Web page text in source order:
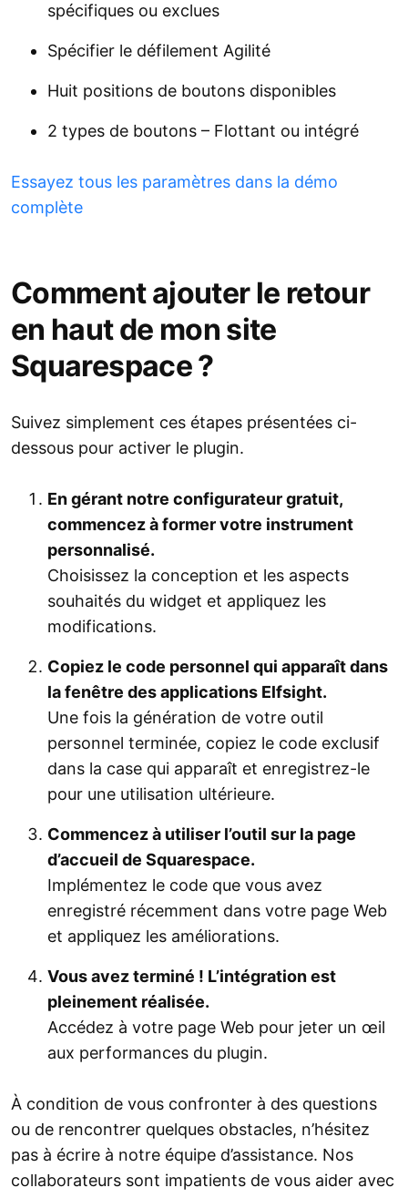
spécifiques ou exclues
Spécifier le défilement Agilité
Huit positions de boutons disponibles
2 types de boutons – Flottant ou intégré
Essayez tous les paramètres dans la démo
complète
Comment ajouter le retour
en haut de mon site
Squarespace ?
Suivez simplement ces étapes présentées ci-
dessous pour activer le plugin.
En gérant notre configurateur gratuit,
commencez à former votre instrument
personnalisé.
Choisissez la conception et les aspects
souhaités du widget et appliquez les
modifications.
Copiez le code personnel qui apparaît dans
la fenêtre des applications Elfsight.
Une fois la génération de votre outil
personnel terminée, copiez le code exclusif
dans la case qui apparaît et enregistrez-le
pour une utilisation ultérieure.
Commencez à utiliser l’outil sur la page
d’accueil de Squarespace.
Implémentez le code que vous avez
enregistré récemment dans votre page Web
et appliquez les améliorations.
Vous avez terminé ! L’intégration est
pleinement réalisée.
Accédez à votre page Web pour jeter un œil
aux performances du plugin.
À condition de vous confronter à des questions
ou de rencontrer quelques obstacles, n’hésitez
pas à écrire à notre équipe d’assistance. Nos
collaborateurs sont impatients de vous aider avec